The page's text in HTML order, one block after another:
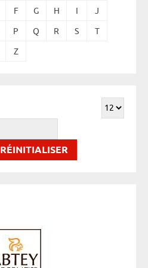
F G H I J
P Q R S T
Z
RÉINITIALISER